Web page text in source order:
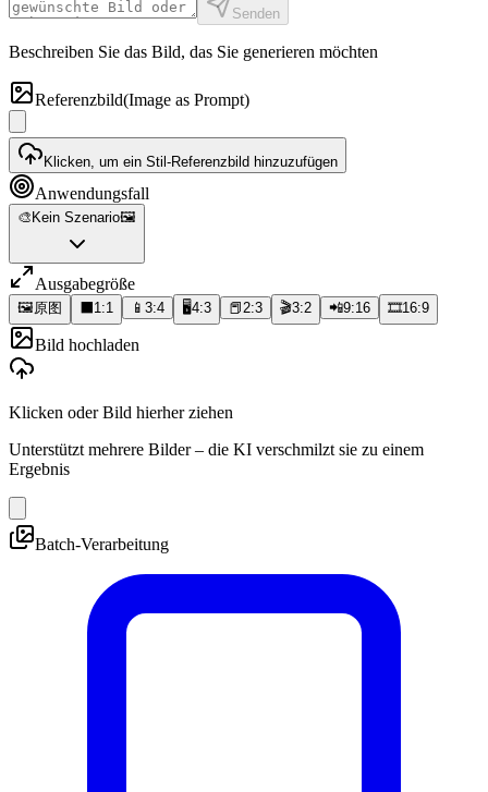
Senden
Beschreiben Sie das Bild, das Sie generieren möchten
Referenzbild(Image as Prompt)
Klicken, um ein Stil-Referenzbild hinzuzufügen
Anwendungsfall
🎨 Kein Szenario🖼️
Ausgabegröße
🖼️原图 1:1 📱 3:4 🖥️4:3 📕2:3 🎬3:2 📲9:16 🎞️16:9
Bild hochladen
Klicken oder Bild hierher ziehen
Unterstützt mehrere Bilder – die KI verschmilzt sie zu einem
Ergebnis
Batch-Verarbeitung